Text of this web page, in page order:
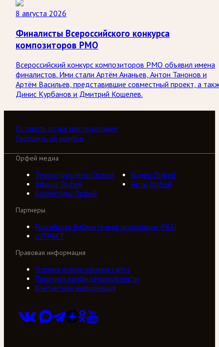
8 августа 2026
Финалисты Всероссийского конкурса
композиторов РМО
Всероссийский конкурс композиторов РМО объявил имена
финалистов. Ими стали Артём Ананьев, Антон Танонов и
Артём Васильев, представившие совместный проект, а
Динис Курбанов и Дмитрий Кошелев.
Оставить отзыв или пожелание
Сообщить об ошибке
Орфей медиа
Телерадиоцентр Орфей
Видео Орфей
Афиша Орфей
Ноты Орфей
Коллективы Орфей
Партнеры
Российская библиотечная ассоциация (РБА)
///ТРАКТ
Правовая информация
Условия использования сайта
Политика конфиденциальности
Контактная информация